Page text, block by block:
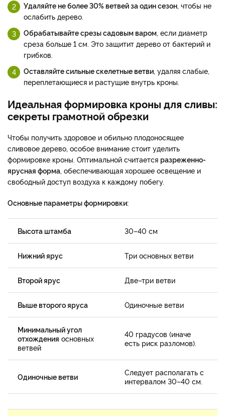
Удаляйте не более 30% ветвей за один сезон, чтобы не
ослабить дерево.
Обрабатывайте срезы садовым варом, если диаметр
среза больше 1 см. Это защитит дерево от бактерий и
грибков.
Оставляйте сильные скелетные ветви, удаляя слабые,
переплетающиеся и растущие внутрь кроны.
Идеальная формировка кроны для сливы:
секреты грамотной обрезки
Чтобы получить здоровое и обильно плодоносящее
сливовое дерево, особое внимание стоит уделить
формировке кроны. Оптимальной считается разреженно-
ярусная форма, обеспечивающая хорошее освещение и
свободный доступ воздуха к каждому побегу.
Основные параметры формировки:
Высота штамба 30–40 см
Нижний ярус Три основных ветви
Второй ярус Две–три ветви
Выше второго яруса Одиночные ветви
Минимальный угол
отхождения основных
ветвей
40 градусов (иначе
есть риск разломов).
Одиночные ветви
Следует располагать с
интервалом 30–40 см.